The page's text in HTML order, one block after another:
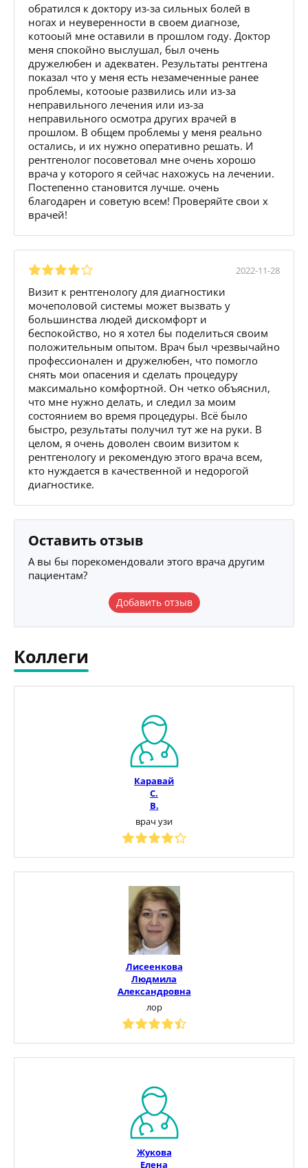
обратился к доктору из-за сильных болей в
ногах и неуверенности в своем диагнозе,
котооый мне оставили в прошлом году. Доктор
меня спокойно выслушал, был очень
дружелюбен и адекватен. Результаты рентгена
показал что у меня есть незамеченные ранее
проблемы, котооые развились или из-за
неправильного лечения или из-за
неправильного осмотра других врачей в
прошлом. В общем проблемы у меня реально
остались, и их нужно оперативно решать. И
рентгенолог посоветовал мне очень хорошо
врача у которого я сейчас нахожусь на лечении.
Постепенно становится лучше. очень
благодарен и советую всем! Проверяйте свои х
врачей!
2022-11-28
Визит к рентгенологу для диагностики
мочеполовой системы может вызвать у
большинства людей дискомфорт и
беспокойство, но я хотел бы поделиться своим
положительным опытом. Врач был чрезвычайно
профессионален и дружелюбен, что помогло
снять мои опасения и сделать процедуру
максимально комфортной. Он четко объяснил,
что мне нужно делать, и следил за моим
состоянием во время процедуры. Всё было
быстро, результаты получил тут же на руки. В
целом, я очень доволен своим визитом к
рентгенологу и рекомендую этого врача всем,
кто нуждается в качественной и недорогой
диагностике.
Оставить отзыв
А вы бы порекомендовали этого врача другим
пациентам?
Добавить отзыв
Коллеги
Каравай
С.
В.
врач узи
Лисеенкова
Людмила
Александровна
лор
Жукова
Елена